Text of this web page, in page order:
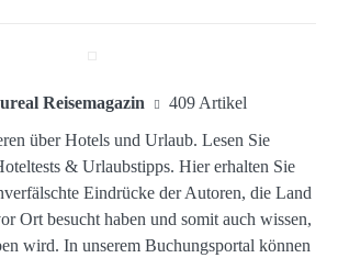
Reisemagazin
409 Artikel
über Hotels und Urlaub. Lesen Sie
& Urlaubstipps. Hier erhalten Sie
Eindrücke der Autoren, die Land
Ort besucht haben und somit auch wissen,
wird. In unserem Buchungsportal können